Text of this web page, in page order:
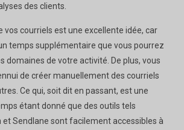
des clients.
vos courriels est une excellente idée, car
temps supplémentaire que vous pourrez
domaines de votre activité. De plus, vous
de créer manuellement des courriels
Ce qui, soit dit en passant, est une
étant donné que des outils tels
et Sendlane sont facilement accessibles à